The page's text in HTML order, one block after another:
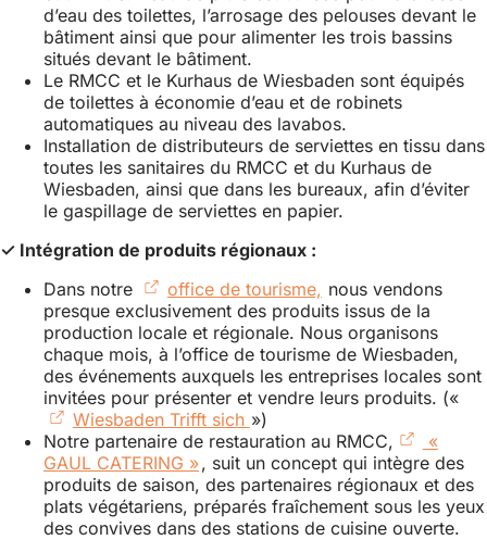
d’eau des toilettes, l’arrosage des pelouses devant le
bâtiment ainsi que pour alimenter les trois bassins
situés devant le bâtiment.
Le RMCC et le Kurhaus de Wiesbaden sont équipés
de toilettes à économie d’eau et de robinets
automatiques au niveau des lavabos.
Installation de distributeurs de serviettes en tissu dans
toutes les sanitaires du RMCC et du Kurhaus de
Wiesbaden, ainsi que dans les bureaux, afin d’éviter
le gaspillage de serviettes en papier.
✓ Intégration de produits régionaux :
Dans notre
office de tourisme, (S'ouvre
dans
un
nouvel
onglet)
nous vendons
presque exclusivement des produits issus de la
production locale et régionale. Nous organisons
chaque mois, à l’office de tourisme de Wiesbaden,
des événements auxquels les entreprises locales sont
invitées pour présenter et vendre leurs produits. («
Wiesbaden Trifft sich (S'ouvre
dans
un
nouvel
onglet)
»)
Notre partenaire de restauration au RMCC,
«
GAUL CATERING »(S'ouvre
dans
un
nouvel
, suit un concept qui intègre des
produits de saison, des partenaires régionaux et des
plats végétariens, préparés fraîchement sous les yeux
des convives dans des stations de cuisine ouverte.